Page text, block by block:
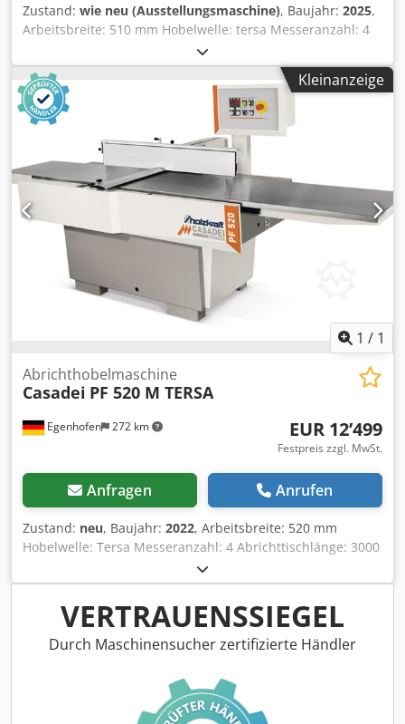
Zustand: wie neu (Ausstellungsmaschine), Baujahr: 2025,
Arbeitsbreite: 510 mm Hobelwelle: tersa Messeranzahl: 4
Abrichttischlänge: 2800 mm Verstellung Abrichttisch:
Hebel Anzeige Spahnabnahme: Scala Anzeige Hohl-
Spitzfuge: - Abrichtanschlag Winkel verstellbar: ja Djdpfxol
D Rwws Acyock Motorleistung: 7 kW Maschinenlänge: 2800
mm Maschinebreite: 1000mm Gewicht: 800 kg
Kleinanzeige
1 / 1
Egenhofen 272 km
Abrichthobelmaschine
Casadei PF 520 M TERSA
EUR 12’499
Festpreis zzgl. MwSt.
Anfragen Anrufen
Zustand: neu, Baujahr: 2022, Arbeitsbreite: 520 mm
Hobelwelle: Tersa Messeranzahl: 4 Abrichttischlänge: 3000
mm Verstellung Abrichttisch: motorisch Anzeige
Spanabnahme: Digital Abrichtanschlag Winkel verstellbar:
ja Motorleistung: 7 kW Absauganschluss: 120 mm
Maschinenlänge: 3005 mm Maschinenbreite : 1460 mm
Gewicht: 870 kg Dsdpfoiqg Nwjx Acyjck
VERTRAUENSSIEGEL
Durch Maschinensucher zertifizierte Händler